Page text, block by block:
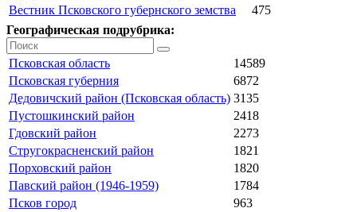
Вестник Псковского губернского земства
475
Географическая подрубрика:
Псковская область
14589
Псковская губерния
6872
Дедовичский район (Псковская область) 3135
Пустошкинский район
2418
Гдовский район
2273
Стругокрасненский район
1821
Порховский район
1820
Павский район (1946-1959)
1784
Псков город
963